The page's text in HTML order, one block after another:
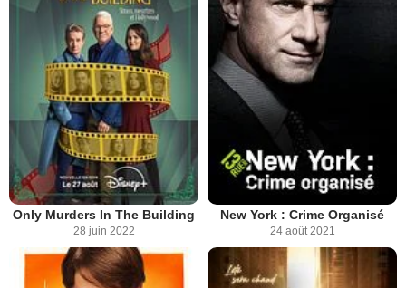
Only Murders In The Building
28 juin 2022
New York : Crime Organisé
24 août 2021